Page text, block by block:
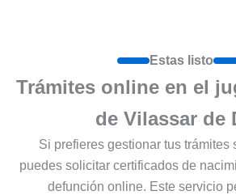
Estas listo
Trámites online en el
de Vilassar de
Si prefieres gestionar tus trámites
puedes solicitar certificados de
defunción online. Este servicio